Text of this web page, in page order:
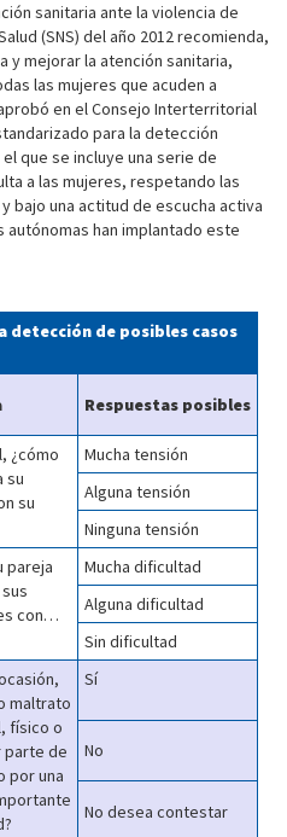
sanitaria ante la violencia de
(SNS) del año 2012 recomienda,
mejorar la atención sanitaria,
las mujeres que acuden a
en el Consejo Interterritorial
para la detección
el que se incluye una serie de
a las mujeres, respetando las
bajo una actitud de escucha activa
autónomas han implantado este
detección de posibles casos
Respuestas posibles
¿cómo
su
su
Mucha tensión
Alguna tensión
Ninguna tensión
pareja
con…
Mucha dificultad
Alguna dificultad
Sin dificultad
maltrato
físico o
parte de
por una
Sí
No
No desea contestar